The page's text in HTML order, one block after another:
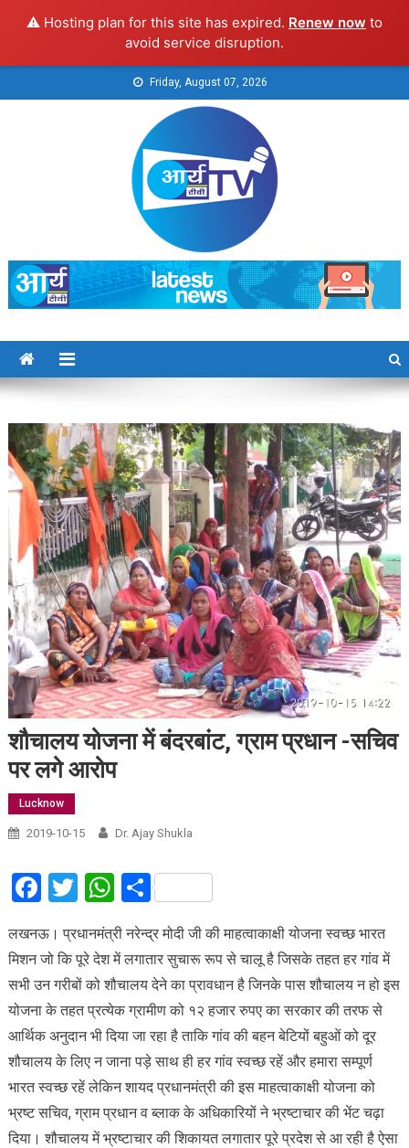
⚠️ Hosting plan for this site has expired. Renew now to
avoid service disruption.
to
Friday, August 07, 2026
Arya TV
शौचालय योजना में बंदरबांट, ग्राम प्रधान -सचिव
पर लगे आरोप
Lucknow
2019-10-15 Dr. Ajay Shukla
Facebook
Twitter
WhatsApp
Share
लखनऊ। प्रधानमंत्री नरेन्द्र मोदी जी की माहत्वाकाक्षी योजना स्वच्छ भारत
मिशन जो कि पूरे देश में लगातार सुचारू रूप से चालू है जिसके तहत हर गांव में
सभी उन गरीबों को शौचालय देने का प्रावधान है जिनके पास शौचालय न हो इस
योजना के तहत प्रत्येक ग्रामीण को १२ हजार रुपए का सरकार की तरफ से
आर्थिक अनुदान भी दिया जा रहा है ताकि गांव की बहन बेटियों बहुओं को दूर
शौचालय के लिए न जाना पड़े साथ ही हर गांव स्वच्छ रहें और हमारा सम्पूर्ण
भारत स्वच्छ रहें लेकिन शायद प्रधानमंत्री की इस माहत्वाकाक्षी योजना को
भ्रष्ट सचिव, ग्राम प्रधान व ब्लाक के अधिकारियों ने भ्रष्टाचार की भेंट चढ़ा
दिया। शौचालय में भ्रष्टाचार की शिकायत लगातार पूरे प्रदेश से आ रही है ऐसा